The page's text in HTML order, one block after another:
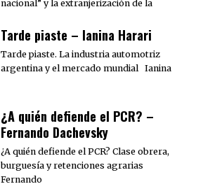
nacional” y la extranjerización de la
Tarde piaste – Ianina Harari
Tarde piaste. La industria automotriz
argentina y el mercado mundial Ianina
¿A quién defiende el PCR? –
Fernando Dachevsky
¿A quién defiende el PCR? Clase obrera,
burguesía y retenciones agrarias
Fernando